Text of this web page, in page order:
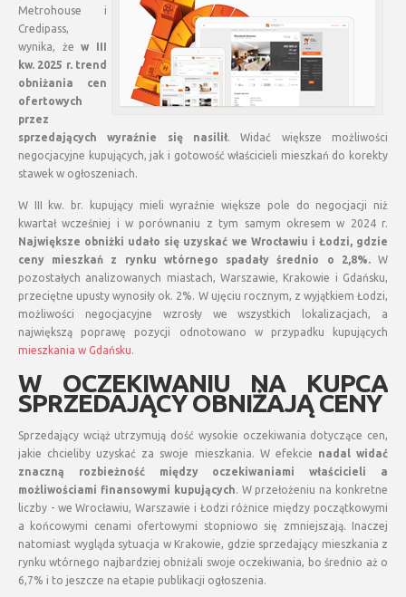
Metrohouse i
Credipass,
wynika, żew III
kw. 2025 r. trend
obniżania cen
ofertowych
przez
sprzedających wyraźnie się nasilił. Widać większe możliwości
negocjacyjne kupujących, jak i gotowość właścicieli mieszkań do korekty
stawek w ogłoszeniach.
W III kw. br. kupujący mieli wyraźnie większe pole do negocjacji niż
kwartał wcześniej i w porównaniu z tym samym okresem w 2024 r.
Największe obniżki udało się uzyskać we Wrocławiu i Łodzi, gdzie
ceny mieszkań z rynku wtórnego spadały średnio o 2,8%.W
pozostałych analizowanych miastach, Warszawie, Krakowie i Gdańsku,
przeciętne upusty wynosiły ok. 2%. W ujęciu rocznym, z wyjątkiem Łodzi,
możliwości negocjacyjne wzrosły we wszystkich lokalizacjach, a
największą poprawę pozycji odnotowano w przypadku kupujących
mieszkania w Gdańsku.
W OCZEKIWANIU NA KUPCA
SPRZEDAJĄCY OBNIŻAJĄ CENY
Sprzedający wciąż utrzymują dość wysokie oczekiwania dotyczące cen,
jakie chcieliby uzyskać za swoje mieszkania. W efekcie nadal widać
znaczną rozbieżność między oczekiwaniami właścicieli a
możliwościami finansowymi kupujących. W przełożeniu na konkretne
liczby - we Wrocławiu, Warszawie i Łodzi różnice między początkowymi
a końcowymi cenami ofertowymi stopniowo się zmniejszają. Inaczej
natomiast wygląda sytuacja w Krakowie, gdzie sprzedający mieszkania z
rynku wtórnego najbardziej obniżali swoje oczekiwania, bo średnio aż o
6,7% i to jeszcze na etapie publikacji ogłoszenia.